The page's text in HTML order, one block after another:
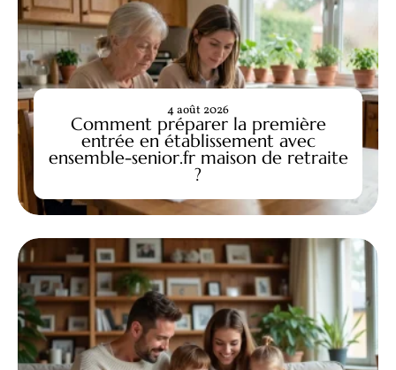
Comment préparer la première
entrée en établissement avec
ensemble-senior.fr maison de retraite
?
4 août 2026